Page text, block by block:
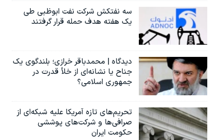
سه نفتکش شرکت نفت ابوظبی طی
یک هفته هدف حمله قرار گرفتند
دیدگاه | محمدباقر خرازی؛ بلندگوی یک
جناح یا نشانه‌ای از خلأ قدرت در
جمهوری اسلامی؟
تحریم‌های تازه آمریکا علیه شبکه‌ای از
صرافی‌ها و شرکت‌های پوششی
حکومت ایران